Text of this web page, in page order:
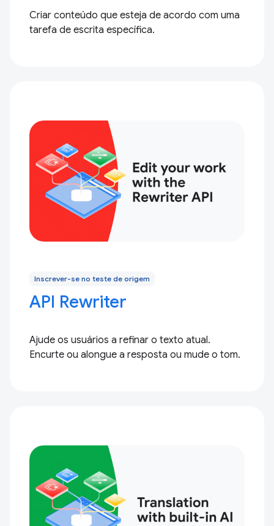
Criar conteúdo que esteja de acordo com uma
tarefa de escrita específica.
Inscrever-se no teste de origem
API Rewriter
Ajude os usuários a refinar o texto atual.
Encurte ou alongue a resposta ou mude o tom.